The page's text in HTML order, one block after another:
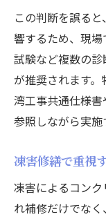
この判断を誤る
響するため、現
試験など複数の
が推奨されます
湾工事共通仕様
参照しながら実施
凍害修繕で重視
凍害によるコン
れ補修だけでな